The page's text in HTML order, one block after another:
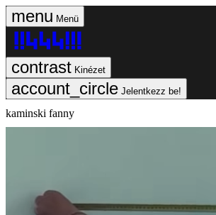
Menü
Kinézet
Jelentkezz be!
kaminski fanny